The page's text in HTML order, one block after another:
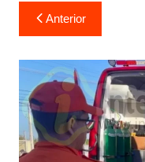
Navegação
de
Post
Anterior